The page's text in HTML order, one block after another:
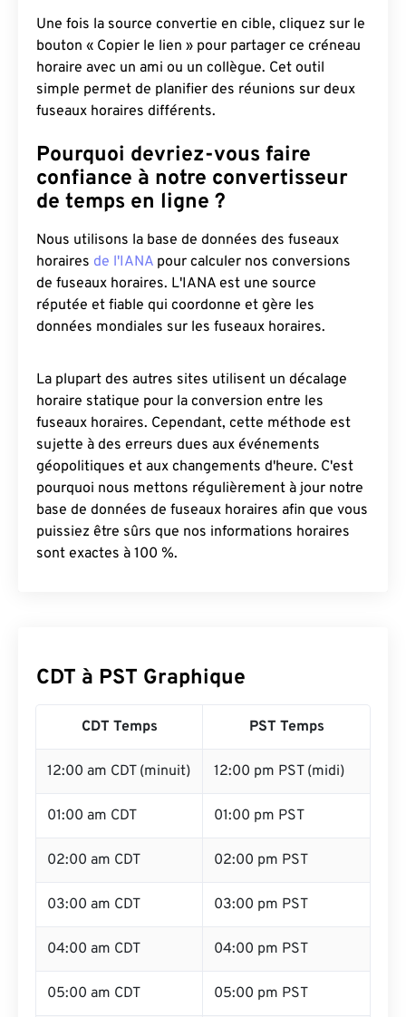
Une fois la source convertie en cible, cliquez sur le
bouton « Copier le lien » pour partager ce créneau
horaire avec un ami ou un collègue. Cet outil
simple permet de planifier des réunions sur deux
fuseaux horaires différents.
Pourquoi devriez-vous faire
confiance à notre convertisseur
de temps en ligne ?
Nous utilisons la base de données des fuseaux
horaires de l'IANA pour calculer nos conversions
de fuseaux horaires. L'IANA est une source
réputée et fiable qui coordonne et gère les
données mondiales sur les fuseaux horaires.
La plupart des autres sites utilisent un décalage
horaire statique pour la conversion entre les
fuseaux horaires. Cependant, cette méthode est
sujette à des erreurs dues aux événements
géopolitiques et aux changements d'heure. C'est
pourquoi nous mettons régulièrement à jour notre
base de données de fuseaux horaires afin que vous
puissiez être sûrs que nos informations horaires
sont exactes à 100 %.
CDT à PST Graphique
CDT Temps PST Temps
12:00 am CDT (minuit) 12:00 pm PST (midi)
01:00 am CDT 01:00 pm PST
02:00 am CDT 02:00 pm PST
03:00 am CDT 03:00 pm PST
04:00 am CDT 04:00 pm PST
05:00 am CDT 05:00 pm PST